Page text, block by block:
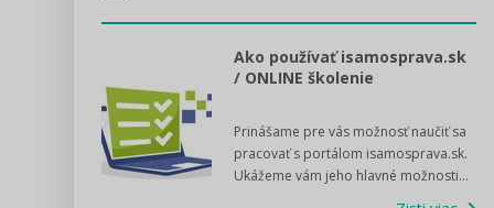
Rozpočet
Štátna pomoc
Tlačová agentúra
VIDEO produkcia
Ako používať isamosprava.sk
/ ONLINE školenie
Prinášame pre vás možnosť naučiť sa
pracovať s portálom isamosprava.sk.
Ukážeme vám jeho hlavné možnosti...